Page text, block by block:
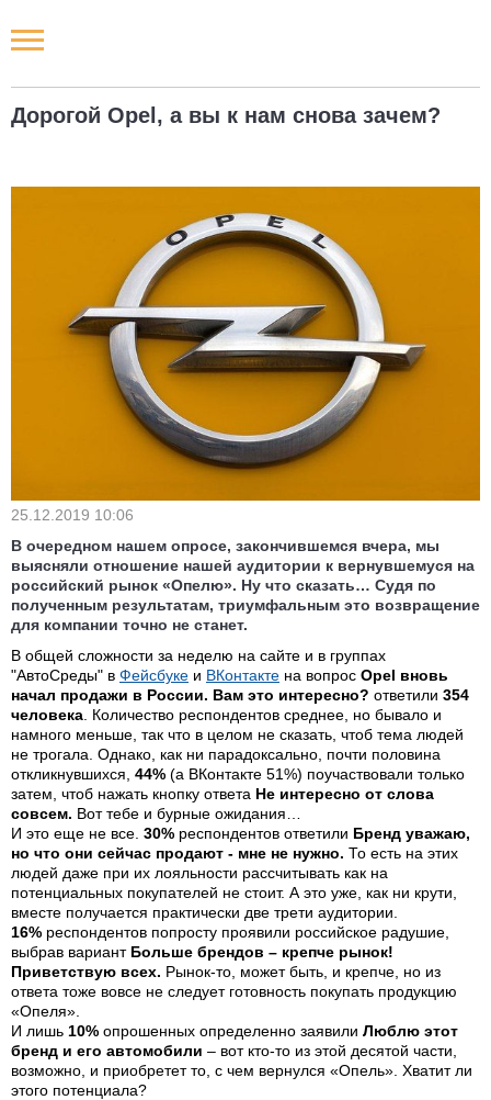
Дорогой Opel, а вы к нам снова зачем?
25.12.2019 10:06
В очередном нашем опросе, закончившемся вчера, мы
выясняли отношение нашей аудитории к вернувшемуся на
российский рынок «Опелю». Ну что сказать… Судя по
полученным результатам, триумфальным это возвращение
для компании точно не станет.
В общей сложности за неделю на сайте и в группах
"АвтоСреды" в Фейсбуке и ВКонтакте на вопрос Opel вновь
начал продажи в России. Вам это интересно? ответили 354
человека . Количество респондентов среднее, но бывало и
намного меньше, так что в целом не сказать, чтоб тема людей
не трогала. Однако, как ни парадоксально, почти половина
откликнувшихся, 44% (а ВКонтакте 51%) поучаствовали только
затем, чтоб нажать кнопку ответа Не интересно от слова
совсем. Вот тебе и бурные ожидания…
И это еще не все. 30% респондентов ответили Бренд уважаю,
но что они сейчас продают - мне не нужно. То есть на этих
людей даже при их лояльности рассчитывать как на
потенциальных покупателей не стоит. А это уже, как ни крути,
вместе получается практически две трети аудитории.
16% респондентов попросту проявили российское радушие,
выбрав вариант Больше брендов – крепче рынок!
Приветствую всех. Рынок-то, может быть, и крепче, но из
ответа тоже вовсе не следует готовность покупать продукцию
«Опеля».
И лишь 10% опрошенных определенно заявили Люблю этот
бренд и его автомобили – вот кто-то из этой десятой части,
возможно, и приобретет то, с чем вернулся «Опель». Хватит ли
этого потенциала?
Новости РФ
Наши мероприятия